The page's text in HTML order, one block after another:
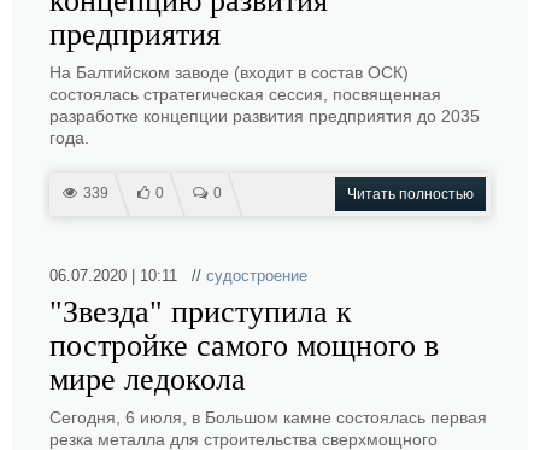
предприятия
На Балтийском заводе (входит в состав ОСК)
состоялась стратегическая сессия, посвященная
разработке концепции развития предприятия до 2035
года.
339 0 0 Читать полностью
06.07.2020 | 10:11 // судостроение
"Звезда" приступила к
постройке самого мощного в
мире ледокола
Сегодня, 6 июля, в Большом камне состоялась первая
резка металла для строительства сверхмощного